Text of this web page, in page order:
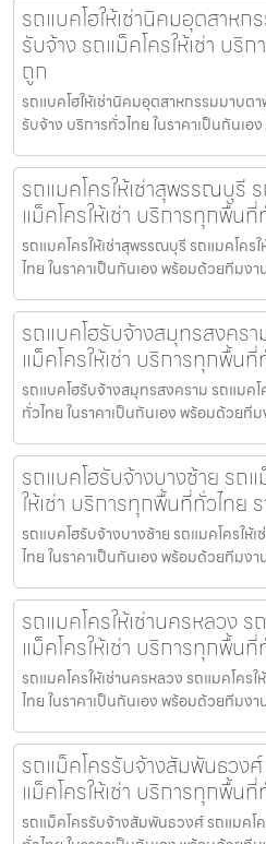
รถแบคโฮให้เช่านิคมอุตสาห
รับจ้าง รถแม็คโครให้เช่า บริ
ถูก
รถแบคโฮให้เช่านิคมอุตสาหกรรมมาบต
รับจ้าง บริการทั่วไทย ในราคาเป็นกันเ
รถแมคโครให้เช่าสุพรรณบุรี
แม็คโครให้เช่า บริการทุกพื้น
รถแมคโครให้เช่าสุพรรณบุรี รถแมคโคร
ไทย ในราคาเป็นกันเอง พร้อมด้วยทีมง
รถแบคโฮรับจ้างสมุทรสงคร
แม็คโครให้เช่า บริการทุกพื้น
รถแบคโฮรับจ้างสมุทรสงคราม รถแมคโ
ทั่วไทย ในราคาเป็นกันเอง พร้อมด้วย
รถแบคโฮรับจ้างบางซ้าย รถ
ให้เช่า บริการทุกพื้นที่ทั่วไทย
รถแบคโฮรับจ้างบางซ้าย รถแมคโครให้
ไทย ในราคาเป็นกันเอง พร้อมด้วยทีมง
รถแมคโครให้เช่านครหลวง
แม็คโครให้เช่า บริการทุกพื้น
รถแมคโครให้เช่านครหลวง รถแมคโคร
ไทย ในราคาเป็นกันเอง พร้อมด้วยทีมง
รถแม็คโครรับจ้างสัมพันธวง
แม็คโครให้เช่า บริการทุกพื้น
รถแม็คโครรับจ้างสัมพันธวงศ์ รถแมคโค